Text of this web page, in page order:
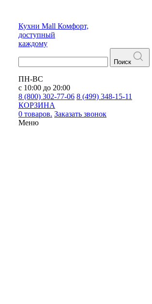
Кухни Mall Комфорт,
доступный
каждому
Поиск
ПН-ВС
с 10:00 до 20:00
8 (800) 302-77-06 8 (499) 348-15-11
КОРЗИНА
0 товаров. Заказать звонок
Меню